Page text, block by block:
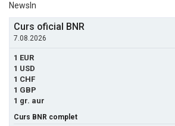
NewsIn
Curs oficial BNR
7.08.2026
1 EUR
1 USD
1 CHF
1 GBP
1 gr. aur
Curs BNR complet